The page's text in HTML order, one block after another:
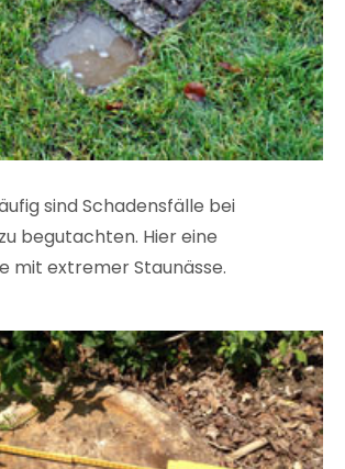
sind Schadensfälle bei
begutachten. Hier eine
mit extremer Staunässe.